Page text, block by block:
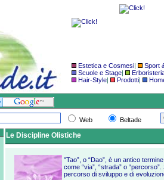
Estetica e Cosmesi| Sport
Scuole e Stage|
Hair-Style| Prodotti|
Web Beltade
Le Discipline Olistiche
"Tao”, o “Dao”, è un antico
come “via”, “strada” o
percorso di sviluppo e di